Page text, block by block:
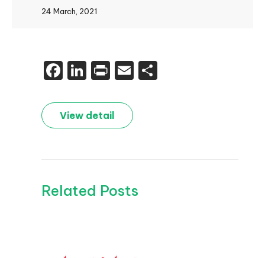
24 March, 2021
Facebook
LinkedIn
PrintEmail
View detail
Related Posts